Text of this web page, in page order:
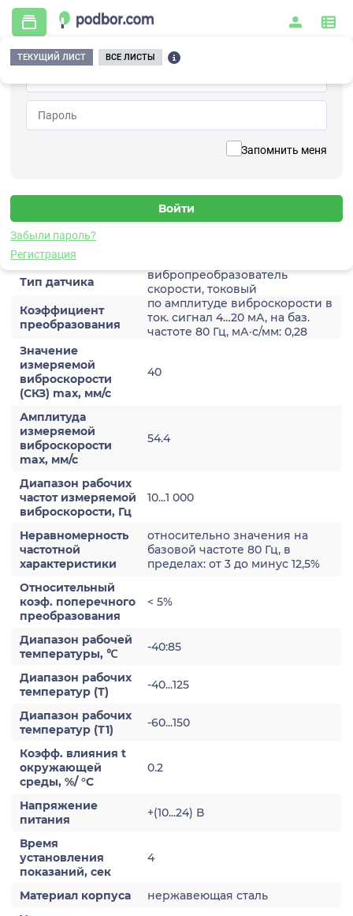
Запомнить меня
Забыли пароль?
Регистрация
ТЕКУЩИЙ ЛИСТ ВСЕ ЛИСТЫ
Главная / Контрольно-измерительные приборы и автоматика / Датчики /
Виброскорости / 2A205HM-40(T)
Датчик виброскороости
Характеристики
Тип датчика
вибропреобразователь
скорости, токовый
Коэффициент
преобразования
по амплитуде виброскорости в
ток. сигнал 4…20 мА, на баз.
частоте 80 Гц, мА·с/мм: 0,28
Значение
измеряемой
виброскорости
(СКЗ) max, мм/с
40
Амплитуда
измеряемой
виброскорости
max, мм/с
54.4
Диапазон рабочих
частот измеряемой
виброскорости, Гц
10...1 000
Неравномерность
частотной
характеристики
относительно значения на
базовой частоте 80 Гц, в
пределах: от 3 до минус 12,5%
Относительный
коэф. поперечного
преобразования
< 5%
Диапазон рабочей
температуры, ℃
-40:85
Диапазон рабочих
температур (Т)
-40...125
Диапазон рабочих
температур (Т1)
-60...150
Коэфф. влияния t
окружающей
среды, %/ °С
0.2
Напряжение
питания
+(10...24) В
Время
установления
показаний, сек
4
Материал корпуса
нержавеющая сталь